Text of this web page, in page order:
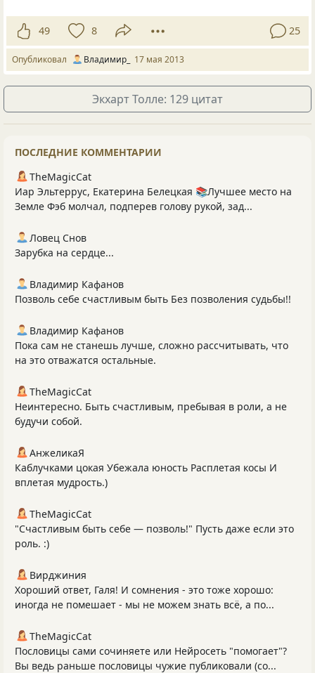
49 8 25
Опубликовал Владимир_ 17 мая 2013
Экхарт Толле: 129 цитат
ПОСЛЕДНИЕ КОММЕНТАРИИ
TheMagicCat
Иар Эльтеррус, Екатерина Белецкая 📚Лучшее место на
Земле Фэб молчал, подперев голову рукой, зад...
Ловец Снов
Зарубка на сердце...
Владимир Кафанов
Позволь себе счастливым быть Без позволения судьбы!!
Владимир Кафанов
Пока сам не станешь лучше, сложно рассчитывать, что
на это отважатся остальные.
TheMagicCat
Неинтересно. Быть счастливым, пребывая в роли, а не
будучи собой.
АнжеликаЯ
Каблучками цокая Убежала юность Расплетая косы И
вплетая мудрость.)
TheMagicCat
"Счастливым быть себе — позволь!" Пусть даже если это
роль. :)
Вирджиния
Хороший ответ, Галя! И сомнения - это тоже хорошо:
иногда не помешает - мы не можем знать всё, а по...
TheMagicCat
Пословицы сами сочиняете или Нейросеть "помогает"?
Вы ведь раньше пословицы чужие публиковали (со...